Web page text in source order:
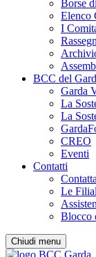
Borse
Elenco
I
BCC del
Garda
La
La
CREO
Eventi
Contatti
Le
Blocco
Chiudi menu